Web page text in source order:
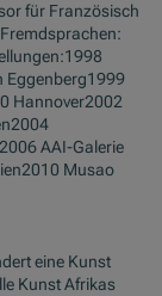
für Französisch
Eggenberg1999
Hannover2002
AAI-Galerie
Musao
eine Kunst
Kunst Afrikas